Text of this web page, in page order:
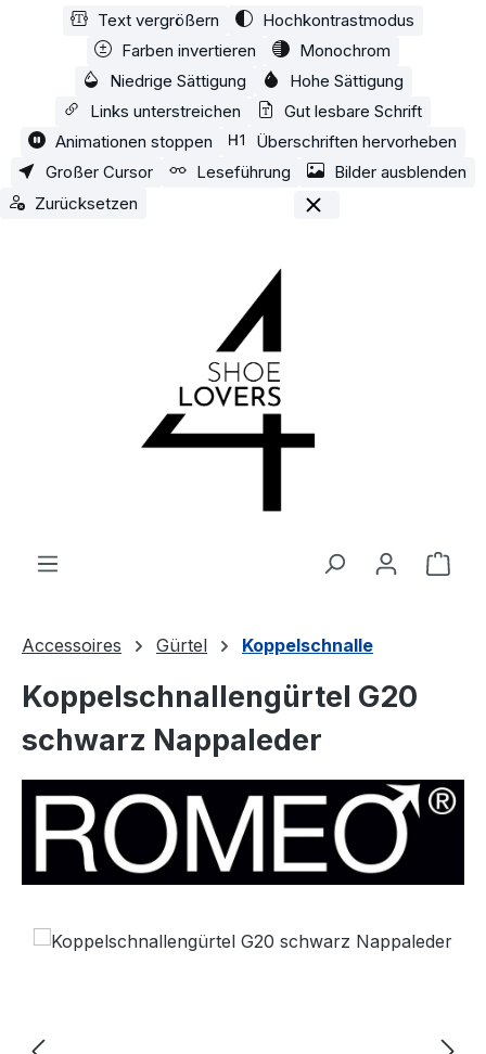
Zum Hauptinhalt springen
Text vergrößern
Hochkontrastmodus
Farben invertieren
Monochrom
Niedrige Sättigung
Hohe Sättigung
Links unterstreichen
Gut lesbare Schrift
Animationen stoppen
Überschriften hervorheben
Großer Cursor
Leseführung
Bilder ausblenden
Zurücksetzen
Accessoires Gürtel Koppelschnalle
Koppelschnallengürtel G20
schwarz Nappaleder
Bildergalerie überspringen